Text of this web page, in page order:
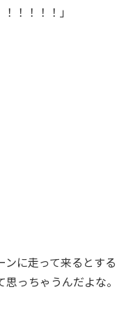
！！！！」
に走って来るとす
っちゃうんだよな。